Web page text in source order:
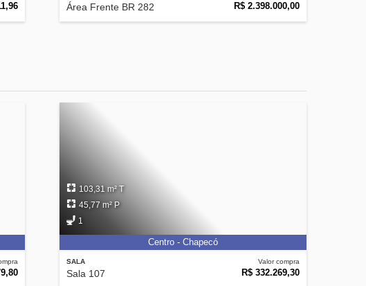
Área Frente BR 282 R$ 2.398.000,00
SALA
Sala 107
Valor compra
R$ 332.269,30
103,31 m² T
45,77 m² P
1
Centro - Chapecó